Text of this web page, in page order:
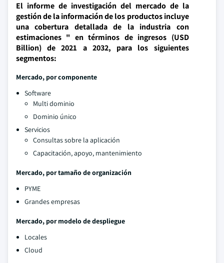
El informe de investigación del mercado de la
gestión de la información de los productos incluye
una cobertura detallada de la industria con
estimaciones " en términos de ingresos (USD
Billion) de 2021 a 2032, para los siguientes
segmentos:
Mercado, por componente
Software
Multi dominio
Dominio único
Servicios
Consultas sobre la aplicación
Capacitación, apoyo, mantenimiento
Mercado, por tamaño de organización
PYME
Grandes empresas
Mercado, por modelo de despliegue
Locales
Cloud